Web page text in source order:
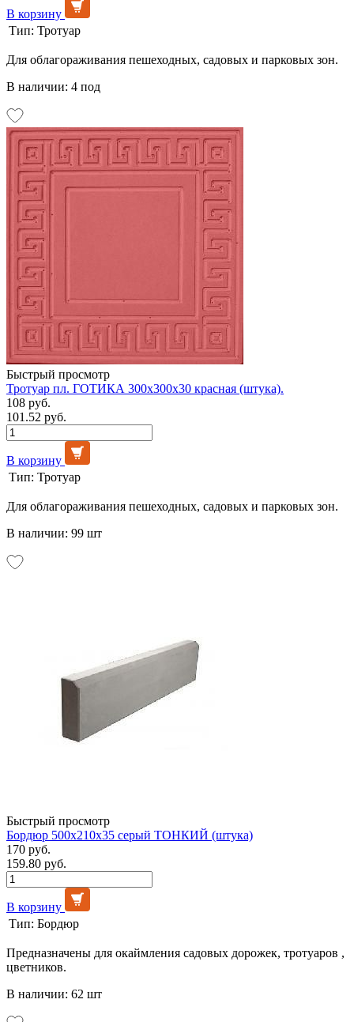
В корзину
Тип: Тротуар
Для облагораживания пешеходных, садовых и парковых зон.
В наличии: 4 под
Быстрый просмотр
Тротуар пл. ГОТИКА 300х300х30 красная (штука).
108 руб.
101.52 руб.
В корзину
Тип: Тротуар
Для облагораживания пешеходных, садовых и парковых зон.
В наличии: 99 шт
Быстрый просмотр
Бордюр 500х210х35 серый ТОНКИЙ (штука)
170 руб.
159.80 руб.
В корзину
Тип: Бордюр
Предназначены для окаймления садовых дорожек, тротуаров ,
цветников.
В наличии: 62 шт